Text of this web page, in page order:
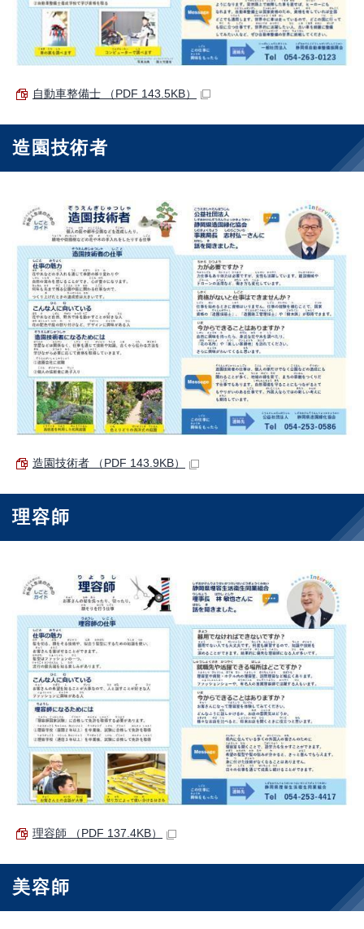
自動車整備士 （PDF 143.5KB）
造園技術者
造園技術者 （PDF 143.9KB）
理容師
理容師 （PDF 137.4KB）
美容師